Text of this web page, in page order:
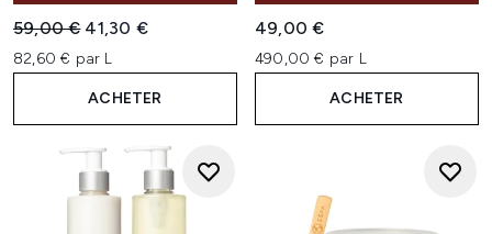
Prix de vente :
59,00 € Prix ​​actuel :
41,30 €
82,60 € par L
ACHETER
49,00 €
490,00 € par L
ACHETER